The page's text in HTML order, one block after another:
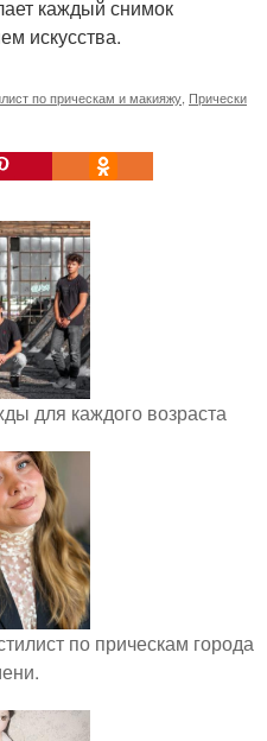
каждый снимок
искусства.
по прическам и макияжу, Прически
для каждого возраста
по прическам города